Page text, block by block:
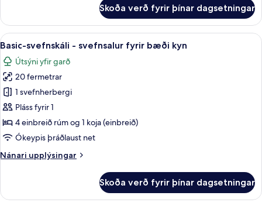
herbergi
sameiginlegt
baðherbergi
Skoða verð fyrir þínar dagsetningar
Skoða
allar
myndir
fyrir
Basic-
svefnskáli
-
svefnsalur
bæði
Basic-svefnskáli - svefnsalur fyrir
18
Basic-svefnskáli - svefnsalur fyrir bæði kyn
Útsýni yfir garð
20 fermetrar
1 svefnherbergi
Pláss fyrir 1
4 einbreið rúm og 1 koja (einbreið)
Ókeypis þráðlaust net
Nánari upplýsingar
Nánari
svefnskáli
Skoða verð fyrir þínar dagsetningar